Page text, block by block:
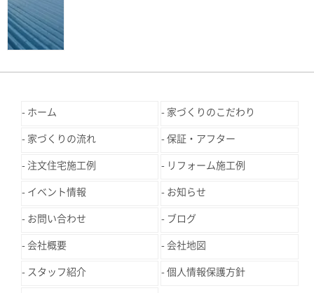
ホーム 家づくりのこだわり
家づくりの流れ 保証・アフター
注文住宅施工例 リフォーム施工例
イベント情報 お知らせ
お問い合わせ ブログ
会社概要 会社地図
スタッフ紹介 個人情報保護方針